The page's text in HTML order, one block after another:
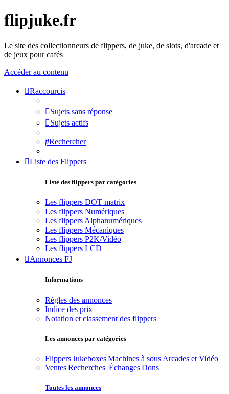
flipjuke.fr
Le site des collectionneurs de flippers, de juke, de slots, d'arcade et
de jeux pour cafés
Accéder au contenu
Raccourcis
Sujets sans réponse
Sujets actifs
Rechercher
Liste des Flippers
Liste des flippers par catégories
Les flippers DOT matrix
Les flippers Numériques
Les flippers Alphanumériques
Les flippers Mécaniques
Les flippers P2K/Vidéo
Les flippers LCD
Annonces FJ
Informations
Règles des annonces
Indice des prix
Notation et classement des flippers
Les annonces par catégories
Flippers|Jukeboxes|Machines à sous|Arcades et Vidéo
Ventes|Recherches| Échanges|Dons
Toutes les annonces